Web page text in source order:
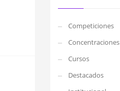
Competiciones
Concentraciones
Cursos
Destacados